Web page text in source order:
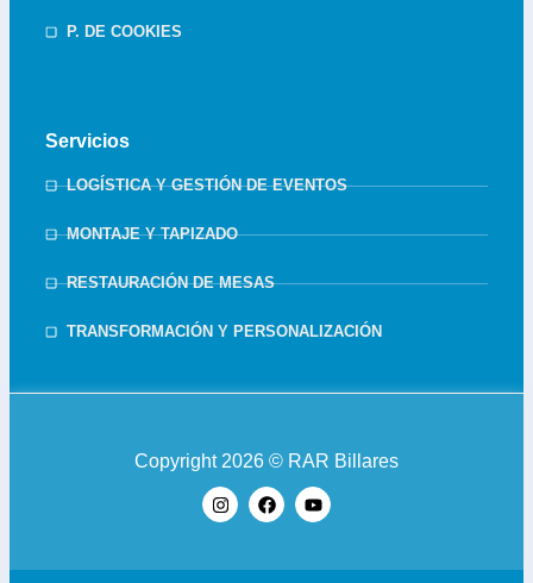
P. DE COOKIES
Servicios
LOGÍSTICA Y GESTIÓN DE EVENTOS
MONTAJE Y TAPIZADO
RESTAURACIÓN DE MESAS
TRANSFORMACIÓN Y PERSONALIZACIÓN
Copyright 2026 © RAR Billares